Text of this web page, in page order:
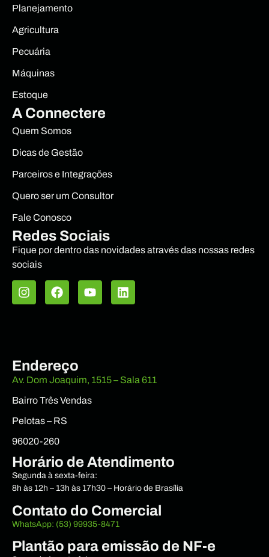
Planejamento
Agricultura
Pecuária
Máquinas
Estoque
A Connectere
Quem Somos
Dicas de Gestão
Parceiros e Integrações
Quero ser um Consultor
Fale Conosco
Redes Sociais
Fique por dentro das novidades através das nossas redes
sociais
Endereço
Av. Dom Joaquim, 1515 – Sala 611
Bairro Três Vendas
Pelotas – RS
96020-260
Horário de Atendimento
Segunda à sexta-feira:
8h às 12h – 13h às 17h30 – Horário de Brasília
Contato do Comercial
WhatsApp: (53) 99935-8471
Plantão para emissão de NF-e